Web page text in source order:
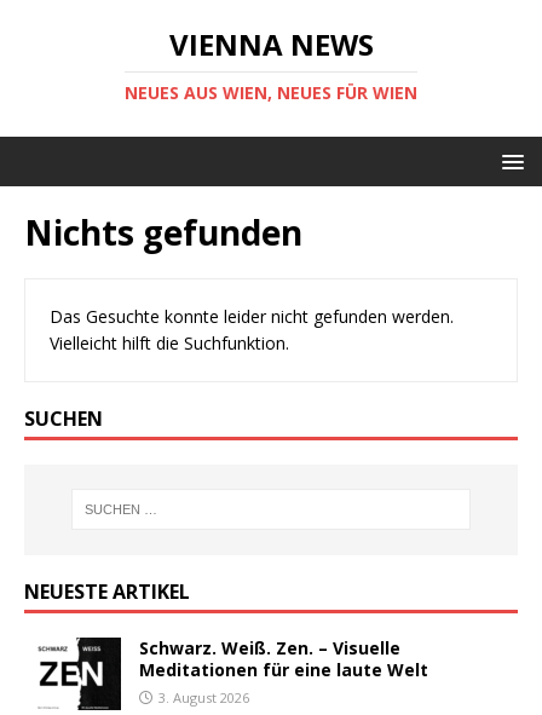
VIENNA NEWS
NEUES AUS WIEN, NEUES FÜR WIEN
Nichts gefunden
Das Gesuchte konnte leider nicht gefunden werden.
Vielleicht hilft die Suchfunktion.
SUCHEN
NEUESTE ARTIKEL
Schwarz. Weiß. Zen. – Visuelle
Meditationen für eine laute Welt
3. August 2026